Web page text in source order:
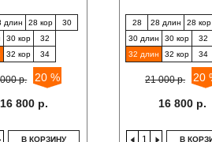
3XL
4XL
5XL
25
28
длин 28 кор
30
30 кор
32
32 кор 34
р. 20 %
16 800 р.
В КОРЗИНУ
28 28 длин 28 кор
30 длин
30 кор
32
32 длин
32 кор 34
21 000 р. 20
16 800 р.
В